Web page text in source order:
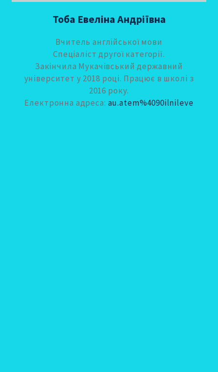
Тоба Евеліна Андріївна
Вчитель англійської мови
Спеціаліст другої категорії.
Закінчила Мукачівський державний
університет у 2018 році. Працює в школі з
2016 року.
Електронна адреса: au.atem%4090ilnileve